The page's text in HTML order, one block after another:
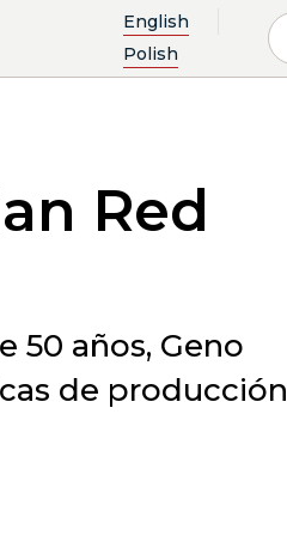
English
Polish
Red
años, Geno
de producción